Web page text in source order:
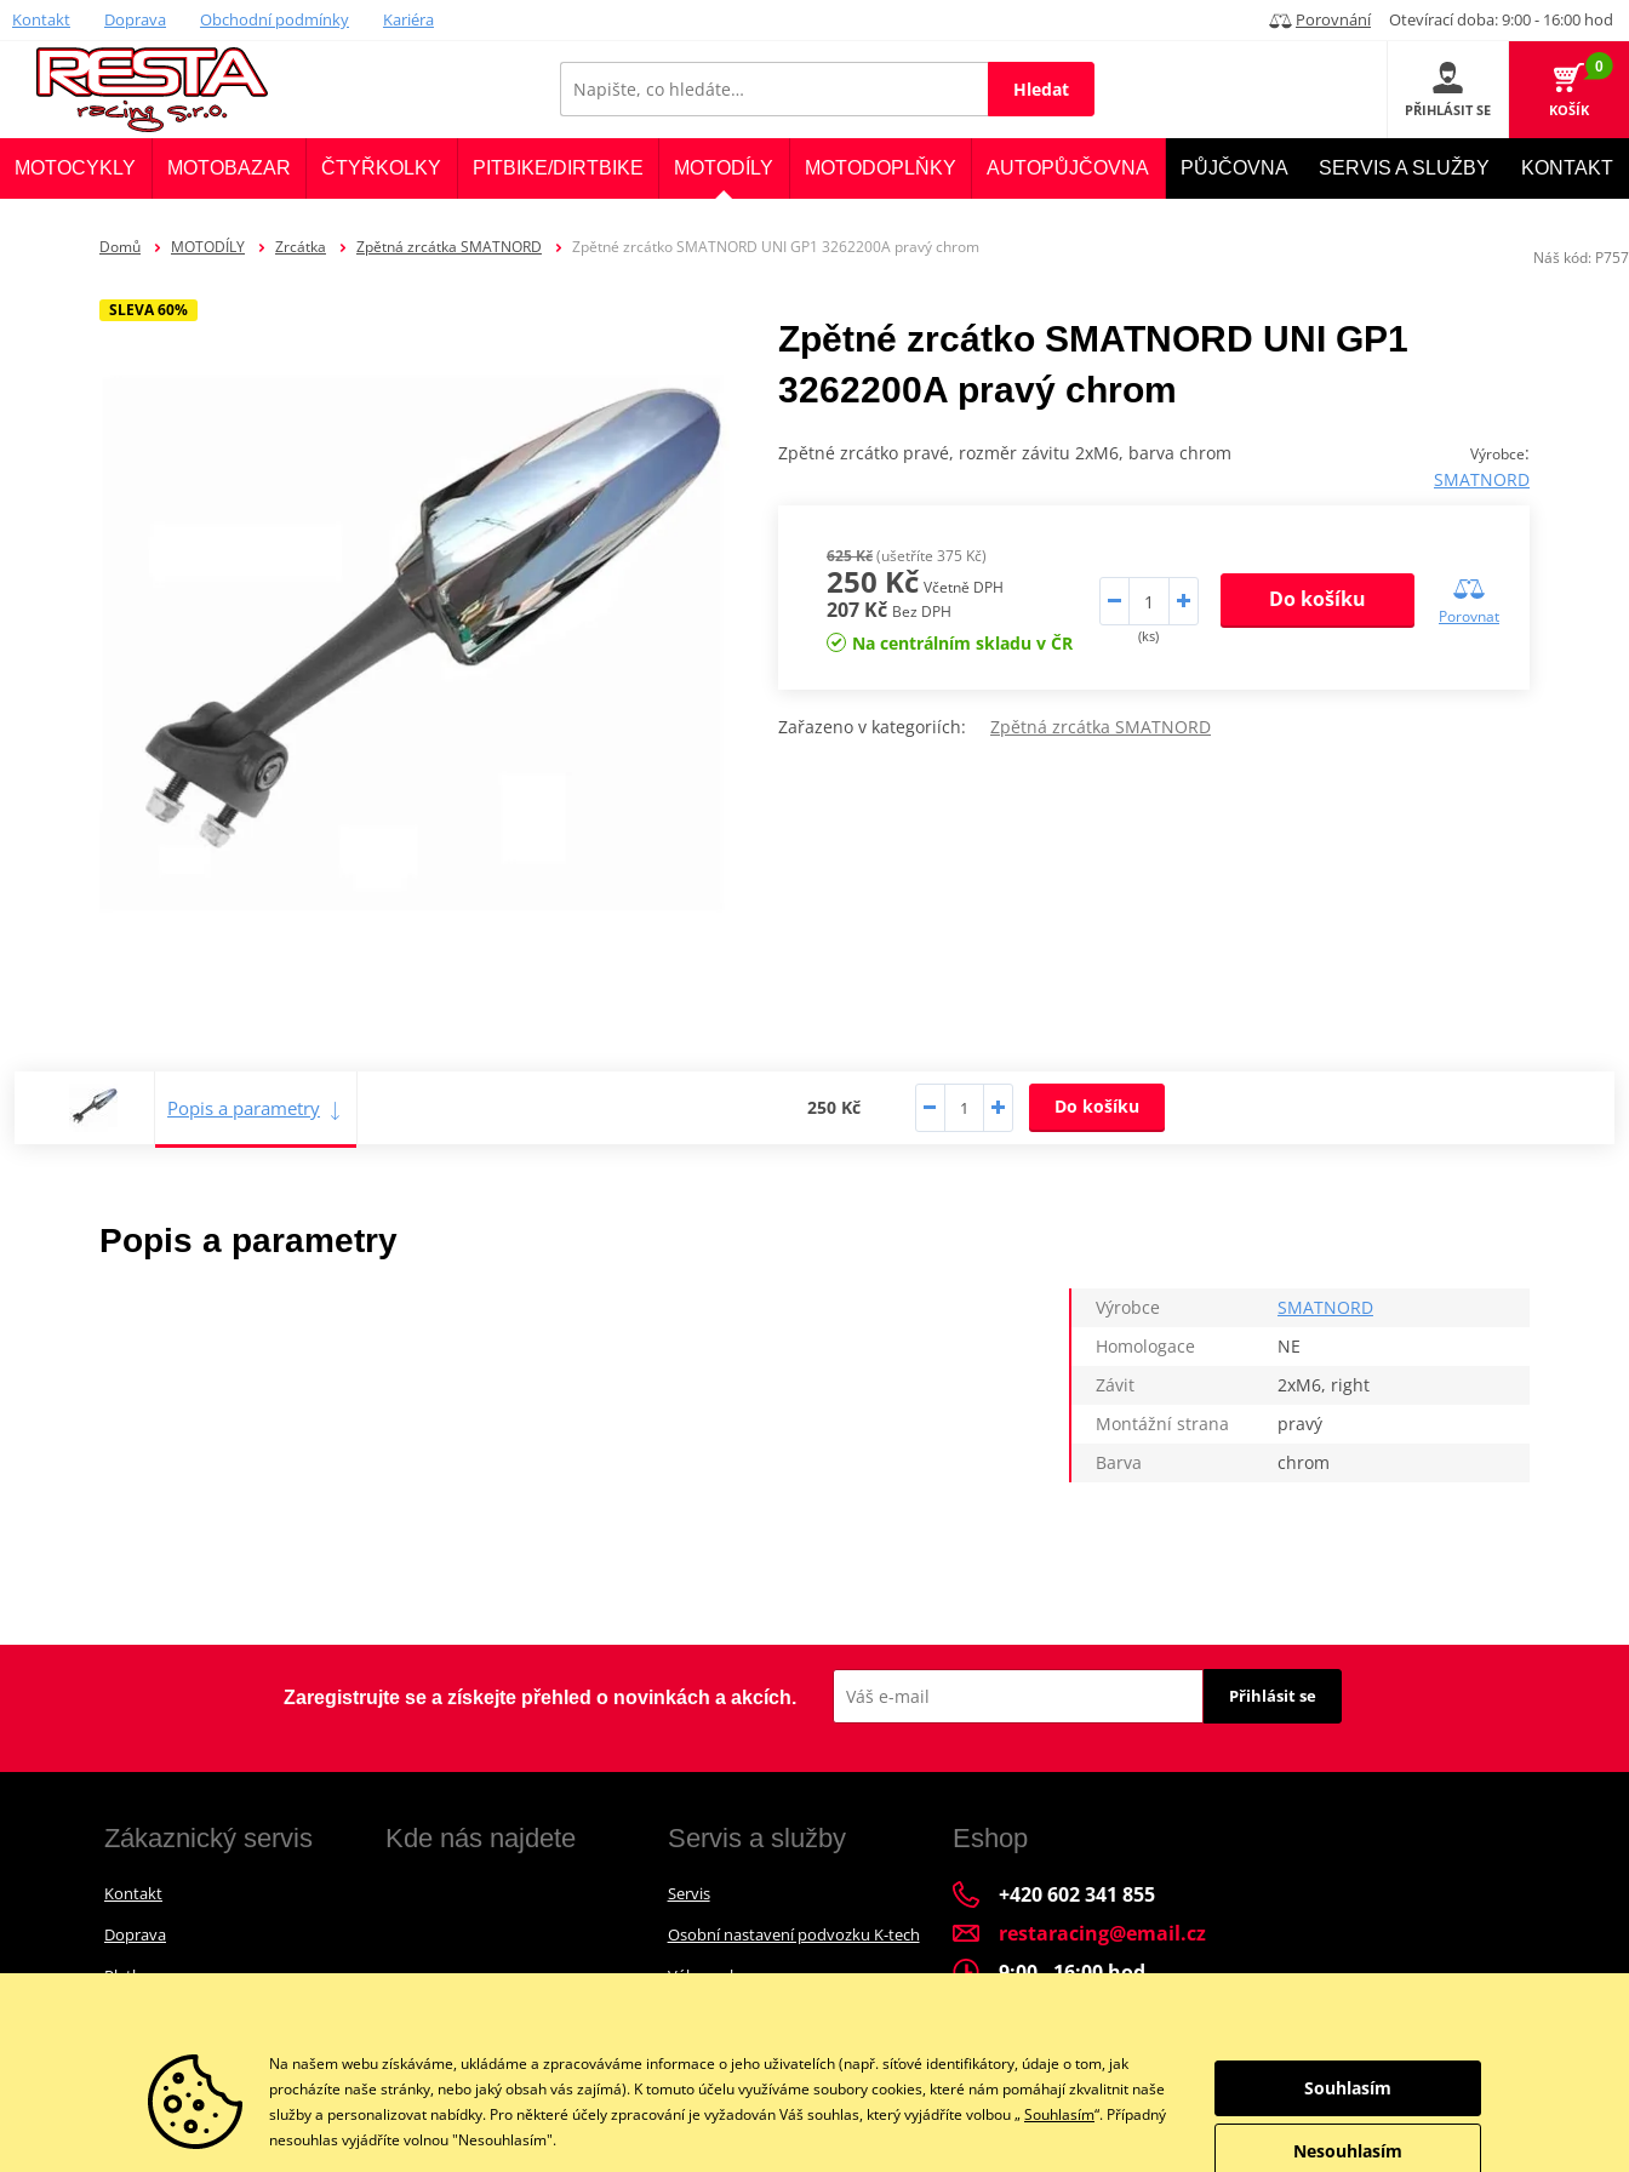
Kontakt Doprava Obchodní podmínky Kariéra Porovnání Otevírací doba: 9:00 - 16:00 hod
Hledat
PŘIHLÁSIT SE
0
KOŠÍK
MOTOCYKLY MOTOBAZAR ČTYŘKOLKY PITBIKE/DIRTBIKE MOTODÍLY MOTODOPLŇKY AUTOPŮJČOVNA PŮJČOVNA SERVIS A SLUŽBY KONTAKT
Domů MOTODÍLY Zrcátka Zpětná zrcátka SMATNORD Zpětné zrcátko SMATNORD UNI GP1 3262200A pravý chrom
SLEVA 60%
Zpětné zrcátko SMATNORD UNI GP1
3262200A pravý chrom
Výrobce:
SMATNORD
Zpětné zrcátko pravé, rozměr závitu 2xM6, barva chrom
625 Kč(ušetříte 375 Kč)
250 Kč Včetně DPH
207 Kč Bez DPH
Na centrálním skladu v ČR (ks)
Do košíku
Porovnat
Zařazeno v kategoriích: Zpětná zrcátka SMATNORD
Popis a parametry 250 Kč Do košíku
Popis a parametry
Výrobce
SMATNORD
Homologace
NE
Závit
2xM6, right
Montážní strana
pravý
Barva
chrom
Náš kód: P757
Zaregistrujte se a získejte přehled o novinkách a akcích. Přihlásit se
Zákaznický servis
Kontakt
Doprava
Platba
Obchodní podmínky
Ochrana osobních údajů GDPR
Kde nás najdete Servis a služby
Servis
Osobní nastavení podvozku K-tech
Výkup a bazar
Eshop
+420 602 341 855
restaracing@email.cz
9:00 - 16:00 hod.
Facebook Instagram
Na našem webu získáváme, ukládáme a zpracováváme informace o jeho uživatelích (např. síťové identifikátory, údaje o tom, jak
procházíte naše stránky, nebo jaký obsah vás zajímá). K tomuto účelu využíváme soubory cookies, které nám pomáhají zkvalitnit naše
služby a personalizovat nabídky. Pro některé účely zpracování je vyžadován Váš souhlas, který vyjádříte volbou „Souhlasím“. Případný
nesouhlas vyjádříte volnou "Nesouhlasím".
Nesouhlasím
Souhlasím